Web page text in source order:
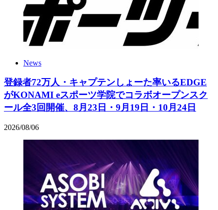
News
登録者72万人・キャプテンしょーた率いるEDGE
がKONAMI eスポーツ学院でコラボオープンスク
ール全3回開催、8月23日・9月19日・10月24日
2026/08/06